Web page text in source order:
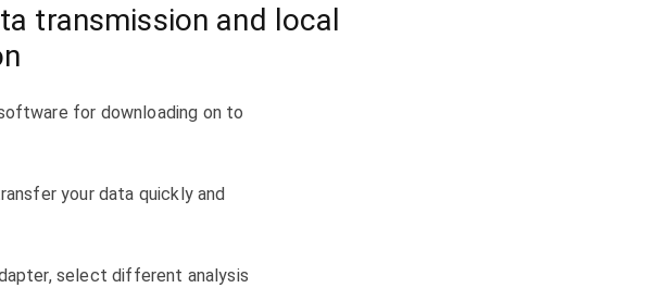
transmission and local
for downloading on to
your data quickly and
select different analysis